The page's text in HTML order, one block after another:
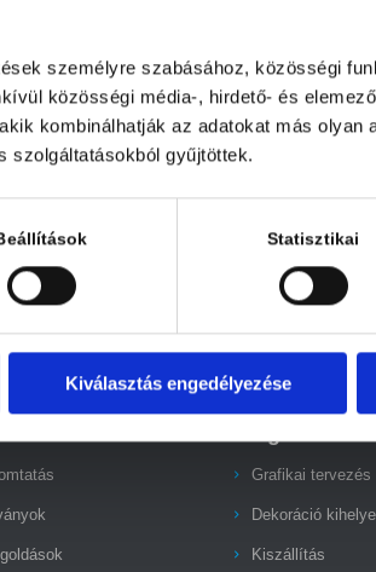
személyre szabásához, közösségi
közösségi média-, hirdető- és
kombinálhatják az adatokat más olyan
szolgáltatásokból gyűjtöttek.
Statisztikai
Kiválasztás engedélyezése
Grafikai tervezés
Dekoráció
Kiszállítás